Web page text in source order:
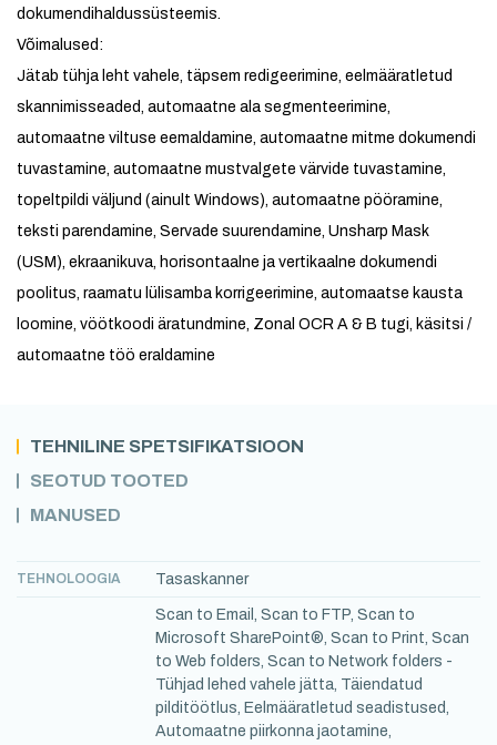
dokumendihaldussüsteemis.
Võimalused:
Jätab tühja leht vahele, täpsem redigeerimine, eelmääratletud
skannimisseaded, automaatne ala segmenteerimine,
automaatne viltuse eemaldamine, automaatne mitme dokumendi
tuvastamine, automaatne mustvalgete värvide tuvastamine,
topeltpildi väljund (ainult Windows), automaatne pööramine,
teksti parendamine, Servade suurendamine, Unsharp Mask
(USM), ekraanikuva, horisontaalne ja vertikaalne dokumendi
poolitus, raamatu lülisamba korrigeerimine, automaatse kausta
loomine, vöötkoodi äratundmine, Zonal OCR A & B tugi, käsitsi /
automaatne töö eraldamine
TEHNILINE SPETSIFIKATSIOON
SEOTUD TOOTED
MANUSED
TEHNOLOOGIA Tasaskanner
Scan to Email, Scan to FTP, Scan to
Microsoft SharePoint®, Scan to Print, Scan
to Web folders, Scan to Network folders -
Tühjad lehed vahele jätta, Täiendatud
pilditöötlus, Eelmääratletud seadistused,
Automaatne piirkonna jaotamine,